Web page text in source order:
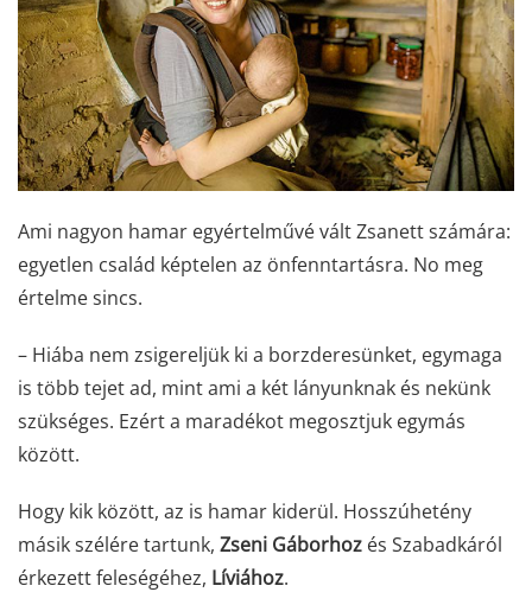
Ami nagyon hamar egyértelművé vált Zsanett számára:
egyetlen család képtelen az önfenntartásra. No meg
értelme sincs.
– Hiába nem zsigereljük ki a borzderesünket, egymaga
is több tejet ad, mint ami a két lányunknak és nekünk
szükséges. Ezért a maradékot megosztjuk egymás
között.
Hogy kik között, az is hamar kiderül. Hosszúhetény
másik szélére tartunk, Zseni Gáborhoz és Szabadkáról
érkezett feleségéhez, Líviához.